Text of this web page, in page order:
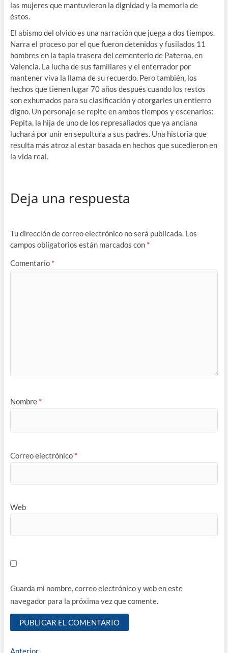
las mujeres que mantuvieron la dignidad y la memoria de
éstos.
El abismo del olvido es una narración que juega a dos tiempos.
Narra el proceso por el que fueron detenidos y fusilados 11
hombres en la tapia trasera del cementerio de Paterna, en
Valencia. La lucha de sus familiares y el enterrador por
mantener viva la llama de su recuerdo. Pero también, los
hechos que tienen lugar 70 años después cuando los restos
son exhumados para su clasificación y otorgarles un entierro
digno. Un personaje se repite en ambos tiempos y escenarios:
Pepita, la hija de uno de los represaliados que ya anciana
luchará por unir en sepultura a sus padres. Una historia que
resulta más atroz al estar basada en hechos que sucedieron en
la vida real.
Deja una respuesta
Tu dirección de correo electrónico no será publicada. Los
campos obligatorios están marcados con *
Comentario *
Nombre *
Correo electrónico *
Web
Guarda mi nombre, correo electrónico y web en este
navegador para la próxima vez que comente.
AnteriorEntrada